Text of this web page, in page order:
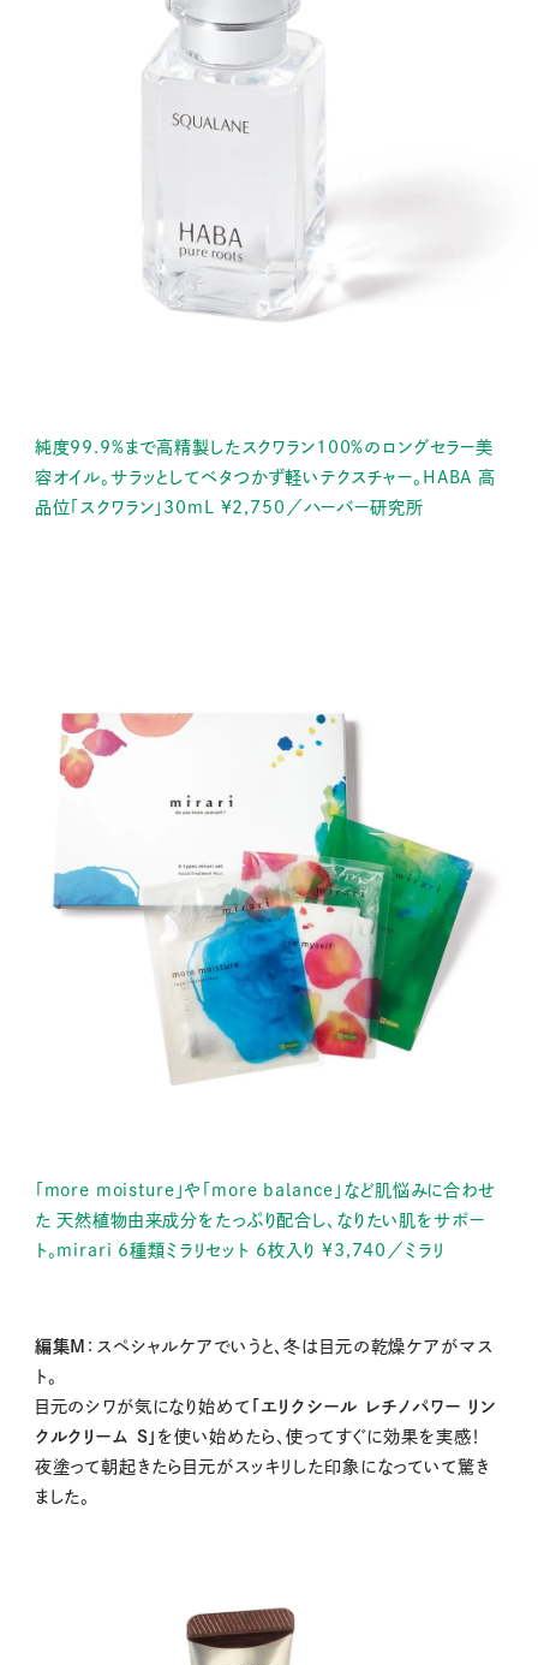
純度99.9%まで高精製したスクワラン100%のロングセラー美
容オイル。サラッとしてベタつかず軽いテクスチャー。HABA 高
品位「スクワラン」30mL ¥2,750／ハーバー研究所
「more moisture」や「more balance」など肌悩みに合わせ
た 天然植物由来成分をたっぷり配合し、なりたい肌をサポー
ト。mirari 6種類ミラリセット 6枚入り ¥3,740／ミラリ
編集M ：スペシャルケアでいうと、冬は目元の乾燥ケアがマス
ト。
目元のシワが気になり始めて
「エリクシール レチノパワー リン
クルクリーム S」 を使い始めたら、使ってすぐに効果を実感！
夜塗って朝起きたら目元がスッキリした印象になっていて驚き
ました。